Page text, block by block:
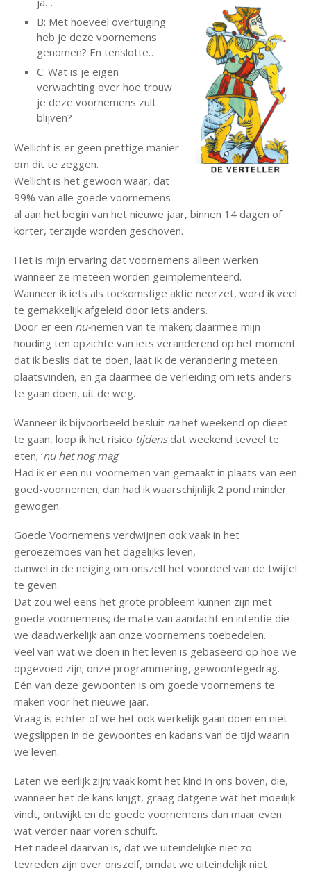
B: Met hoeveel overtuiging
heb je deze voornemens
genomen? En tenslotte…
C: Wat is je eigen
verwachting over hoe trouw
je deze voornemens zult
blijven?
Wellicht is er geen prettige manier
om dit te zeggen.
Wellicht is het gewoon waar, dat
99% van alle goede voornemens
al aan het begin van het nieuwe jaar, binnen 14 dagen of
korter, terzijde worden geschoven.
Het is mijn ervaring dat voornemens alleen werken
wanneer ze meteen worden geïmplementeerd.
Wanneer ik iets als toekomstige aktie neerzet, word ik veel
te gemakkelijk afgeleid door iets anders.
Door er een nu-nemen van te maken; daarmee mijn
houding ten opzichte van iets veranderend op het moment
dat ik beslis dat te doen, laat ik de verandering meteen
plaatsvinden, en ga daarmee de verleiding om iets anders
te gaan doen, uit de weg.
Wanneer ik bijvoorbeeld besluit nahet weekend op dieet
te gaan, loop ik het risico tijdensdat weekend teveel te
eten; ‘nu het nog mag‘
Had ik er een nu-voornemen van gemaakt in plaats van een
goed-voornemen; dan had ik waarschijnlijk 2 pond minder
gewogen.
Goede Voornemens verdwijnen ook vaak in het
geroezemoes van het dagelijks leven,
danwel in de neiging om onszelf het voordeel van de twijfel
te geven.
Dat zou wel eens het grote probleem kunnen zijn met
goede voornemens; de mate van aandacht en intentie die
we daadwerkelijk aan onze voornemens toebedelen.
Veel van wat we doen in het leven is gebaseerd op hoe we
opgevoed zijn; onze programmering, gewoontegedrag.
Eén van deze gewoonten is om goede voornemens te
maken voor het nieuwe jaar.
Vraag is echter of we het ook werkelijk gaan doen en niet
wegslippen in de gewoontes en kadans van de tijd waarin
we leven.
Laten we eerlijk zijn; vaak komt het kind in ons boven, die,
wanneer het de kans krijgt, graag datgene wat het moeilijk
vindt, ontwijkt en de goede voornemens dan maar even
wat verder naar voren schuift.
Het nadeel daarvan is, dat we uiteindelijke niet zo
tevreden zijn over onszelf, omdat we uiteindelijk niet